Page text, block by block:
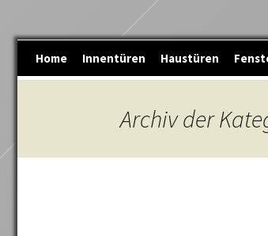
Home Innentüren Haustüren
Archiv der